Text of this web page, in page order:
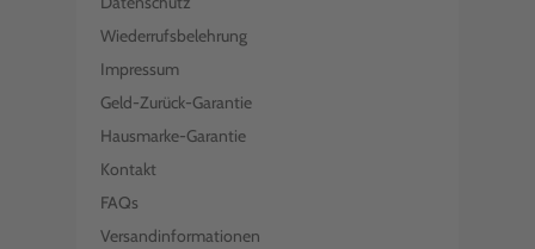
Wiederrufsbelehrung
Impressum
Geld-Zurück-Garantie
Hausmarke-Garantie
Kontakt
FAQs
Versandinformationen